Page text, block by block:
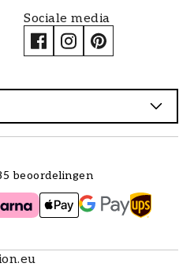
Sociale media
beoordelingen